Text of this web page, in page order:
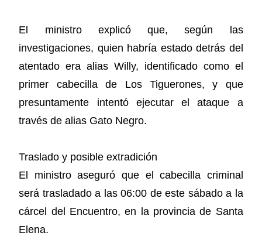
El ministro explicó que, según las
investigaciones, quien habría estado detrás del
atentado era alias Willy, identificado como el
primer cabecilla de Los Tiguerones, y que
presuntamente intentó ejecutar el ataque a
través de alias Gato Negro.
Traslado y posible extradición
El ministro aseguró que el cabecilla criminal
será trasladado a las 06:00 de este sábado a la
cárcel del Encuentro, en la provincia de Santa
Elena.